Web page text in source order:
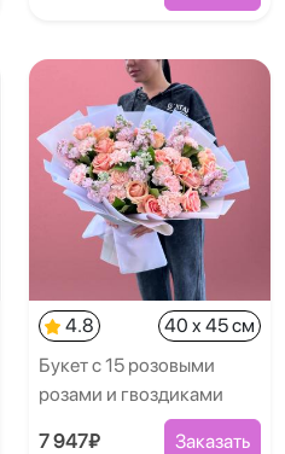
4.8
40 x 45 см
Букет с 15 розовыми
розами и гвоздиками
7 947₽ Заказать